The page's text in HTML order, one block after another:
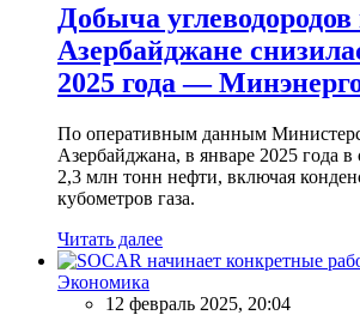
Добыча углеводородов
Азербайджане
2025 года —
По оперативным данным
Азербайджана, в январе 2025 года
2,3 млн тонн нефти, включая
кубометров газа.
Читать далее
Экономика
12 февраль 2025, 20:04